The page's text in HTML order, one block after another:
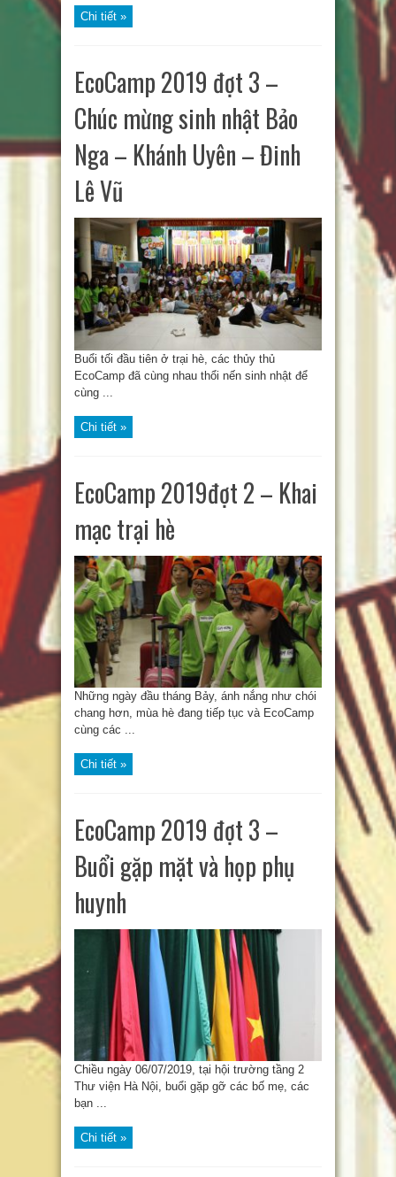
Chi tiết »
EcoCamp 2019 đợt 3 –
Chúc mừng sinh nhật Bảo
Nga – Khánh Uyên – Đinh
Lê Vũ
Buổi tối đầu tiên ở trại hè, các thủy thủ
EcoCamp đã cùng nhau thổi nến sinh nhật để
cùng ...
Chi tiết »
EcoCamp 2019đợt 2 – Khai
mạc trại hè
Những ngày đầu tháng Bảy, ánh nắng như chói
chang hơn, mùa hè đang tiếp tục và EcoCamp
cùng các ...
Chi tiết »
EcoCamp 2019 đợt 3 –
Buổi gặp mặt và họp phụ
huynh
Chiều ngày 06/07/2019, tại hội trường tầng 2
Thư viện Hà Nội, buổi gặp gỡ các bố mẹ, các
bạn ...
Chi tiết »